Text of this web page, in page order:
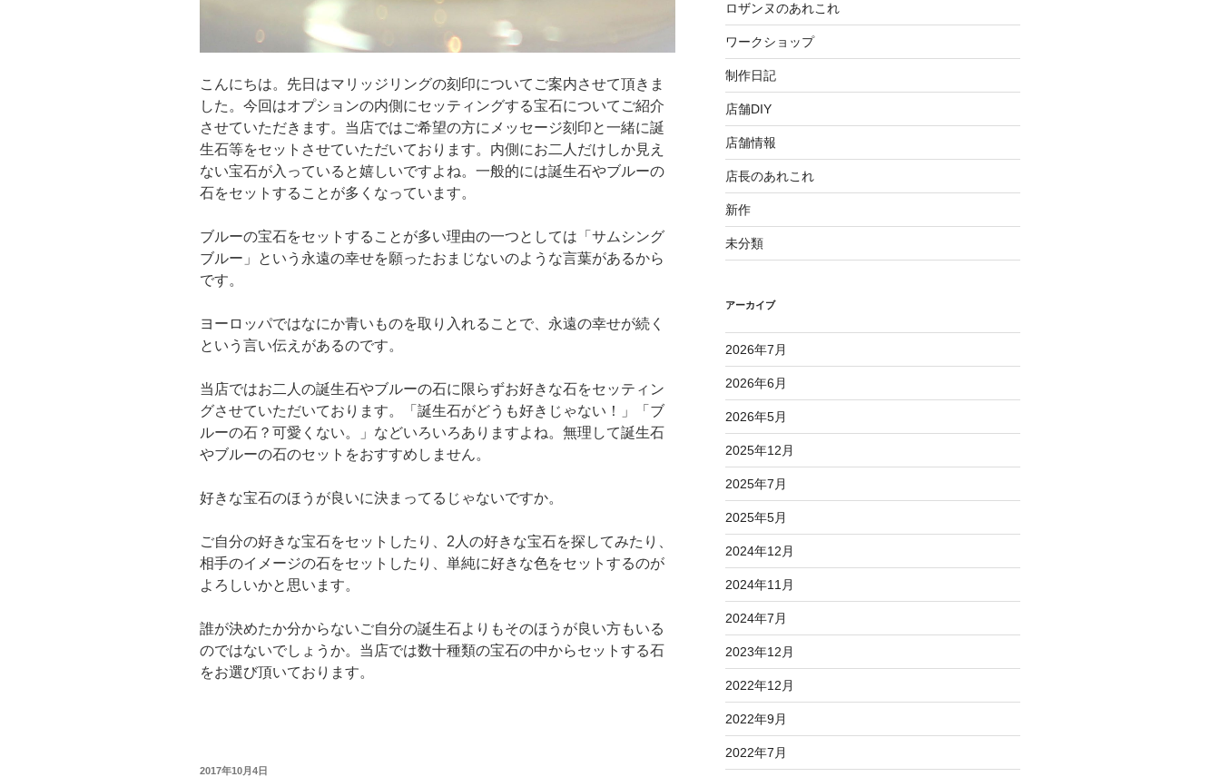
こんにちは。先日はマリッジリングの刻印についてご案内させて頂きま
した。今回はオプションの内側にセッティングする宝石についてご紹介
させていただきます。当店ではご希望の方にメッセージ刻印と一緒に誕
生石等をセットさせていただいております。内側にお二人だけしか見え
ない宝石が入っていると嬉しいですよね。一般的には誕生石やブルーの
石をセットすることが多くなっています。
ブルーの宝石をセットすることが多い理由の一つとしては「サムシング
ブルー」という永遠の幸せを願ったおまじないのような言葉があるから
です。
ヨーロッパではなにか青いものを取り入れることで、永遠の幸せが続く
という言い伝えがあるのです。
当店ではお二人の誕生石やブルーの石に限らずお好きな石をセッティン
グさせていただいております。「誕生石がどうも好きじゃない！」「ブ
ルーの石？可愛くない。」などいろいろありますよね。無理して誕生石
やブルーの石のセットをおすすめしません。
好きな宝石のほうが良いに決まってるじゃないですか。
ご自分の好きな宝石をセットしたり、2人の好きな宝石を探してみたり、
相手のイメージの石をセットしたり、単純に好きな色をセットするのが
よろしいかと思います。
誰が決めたか分からないご自分の誕生石よりもそのほうが良い方もいる
のではないでしょうか。当店では数十種類の宝石の中からセットする石
をお選び頂いております。
投
2017年10月4日
ロザンヌのあれこれ
ワークショップ
制作日記
店舗DIY
店舗情報
店長のあれこれ
新作
未分類
アーカイブ
2026年7月
2026年6月
2026年5月
2025年12月
2025年7月
2025年5月
2024年12月
2024年11月
2024年7月
2023年12月
2022年12月
2022年9月
2022年7月